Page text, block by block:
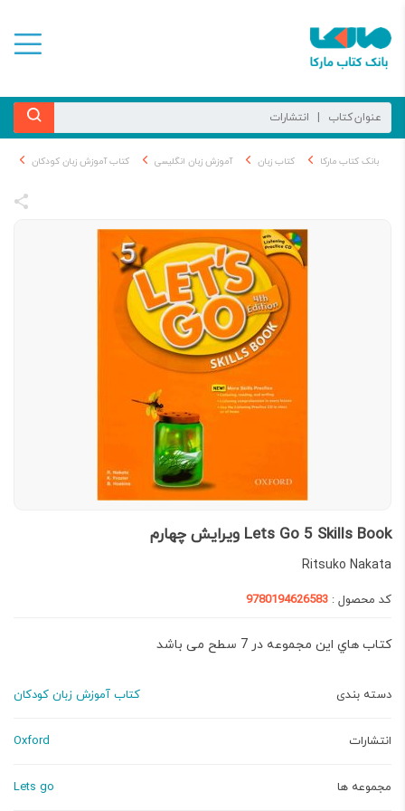
بانک کتاب مارکا کتاب زبان آموزش زبان انگلیسی کتاب آموزش زبان کودکان
Lets Go 5 Skills Book ویرایش چهارم
Ritsuko Nakata
کد محصول : 9780194626583
کتاب هاي اين مجموعه در 7 سطح می باشد
دسته بندی کتاب آموزش زبان کودکان
انتشارات Oxford
مجموعه ها Lets go